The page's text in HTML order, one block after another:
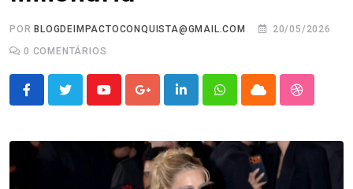
POR BLOGDEIMPACTOCONQUISTA@GMAIL.COM
20/05/2026
0 COMENTÁRIOS
YoutubeGoogle+LinkedInWhatsappCloud